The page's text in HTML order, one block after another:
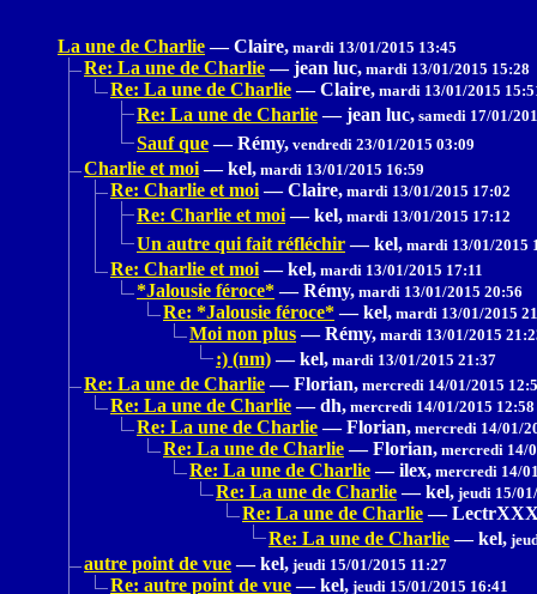
La une de Charlie — Claire, mardi 13/01/2015 13:45
Re: La une de Charlie — jean luc, mardi 13/01/2015 15:28
Re: La une de Charlie — Claire, mardi 13/01/2015
Re: La une de Charlie — jean luc, samedi 17/01/
Sauf que — Rémy, vendredi 23/01/2015 03:09
Charlie et moi — kel, mardi 13/01/2015 16:59
Re: Charlie et moi — Claire, mardi 13/01/2015 17:02
Re: Charlie et moi — kel, mardi 13/01/2015 17:12
Un autre qui fait réfléchir — kel, mardi 13/01/2015
Re: Charlie et moi — kel, mardi 13/01/2015 17:11
*Jalousie féroce* — Rémy, mardi 13/01/2015 20:56
Re: *Jalousie féroce* — kel, mardi 13/01/2015
Moi non plus — Rémy, mardi 13/01/2015
:) (nm) — kel, mardi 13/01/2015 21:37
Re: La une de Charlie — Florian, mercredi 14/01/2015
Re: La une de Charlie — dh, mercredi 14/01/2015 12:58
Re: La une de Charlie — Florian, mercredi 14/01/
Re: La une de Charlie — Florian, mercredi 14/
Re: La une de Charlie — ilex, mercredi 14/
Re: La une de Charlie — kel, jeudi 15/
Re: La une de Charlie —
Re: La une de Charlie — kel,
autre point de vue — kel, jeudi 15/01/2015 11:27
Re: autre point de vue — kel, jeudi 15/01/2015 16:41